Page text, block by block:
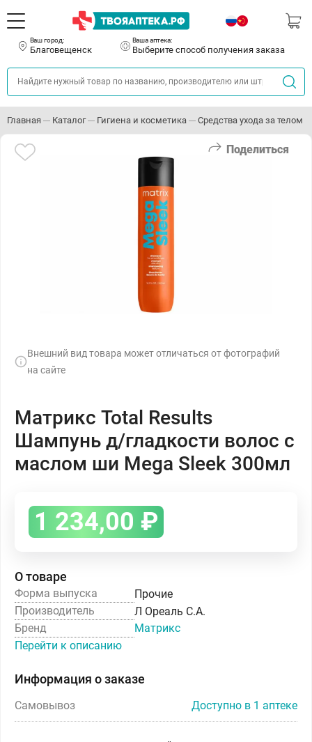
Ваш город:
Благовещенск
Ваша аптека:
Выберите способ получения заказа
Главная Каталог Гигиена и косметика Средства ухода за телом
Поделиться
Внешний вид товара может отличаться от фотографий
на сайте
Матрикс Total Results
Шампунь д/гладкости волос с
маслом ши Mega Sleek 300мл
1 234,00 ₽
О товаре
Форма выпуска
Прочие
Производитель
Л Ореаль С.А.
Бренд
Матрикс
Перейти к описанию
Информация о заказе
Самовывоз Доступно в 1 аптеке